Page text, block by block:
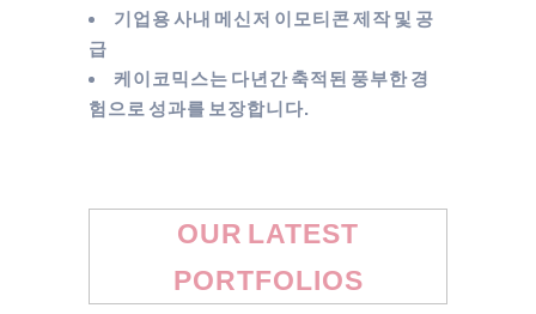
기업용 사내 메신저 이모티콘 제작 및 공
급
케이코믹스는 다년간 축적된 풍부한 경
험으로 성과를 보장합니다.
OUR LATEST
PORTFOLIOS